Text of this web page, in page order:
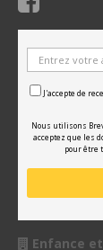
J'accepte de
Nous utilisons
acceptez que les
pour être
Enfance